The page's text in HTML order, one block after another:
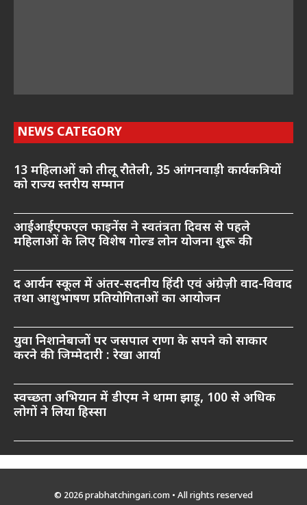
NEWS CATEGORY
13 महिलाओं को तीलू रौतेली, 35 आंगनवाड़ी कार्यकत्रियों
को राज्य स्तरीय सम्मान
आईआईएफएल फाइनेंस ने स्वतंत्रता दिवस से पहले
महिलाओं के लिए विशेष गोल्ड लोन योजना शुरू की
द आर्यन स्कूल में अंतर-सदनीय हिंदी एवं अंग्रेज़ी वाद-विवाद
तथा आशुभाषण प्रतियोगिताओं का आयोजन
युवा निशानेबाजों पर जसपाल राणा के सपने को साकार
करने की जिम्मेदारी : रेखा आर्या
स्वच्छता अभियान में डीएम ने थामा झाड़ू, 100 से अधिक
लोगों ने लिया हिस्सा
© 2026 prabhatchingari.com • All rights reserved